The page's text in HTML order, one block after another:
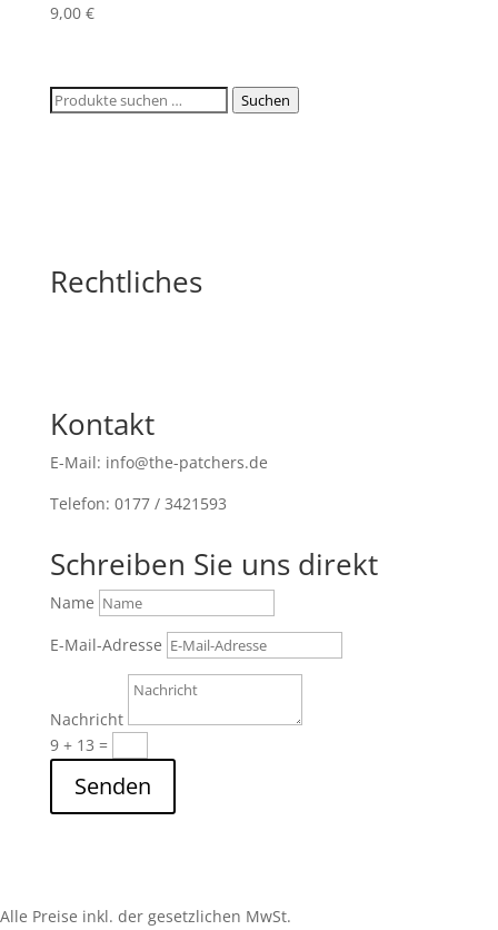
9,00 €
Suchen
Suchen
Rechtliches
Kontakt
E-Mail: info@the-patchers.de
Telefon: 0177 / 3421593
Schreiben Sie uns direkt
Name
E-Mail-Adresse
Nachricht
9 + 13 =
Senden
Alle Preise inkl. der gesetzlichen MwSt.